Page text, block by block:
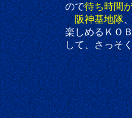
ので待ち時間
阪神基地隊
楽しめるＫＯ
して、さっそく試